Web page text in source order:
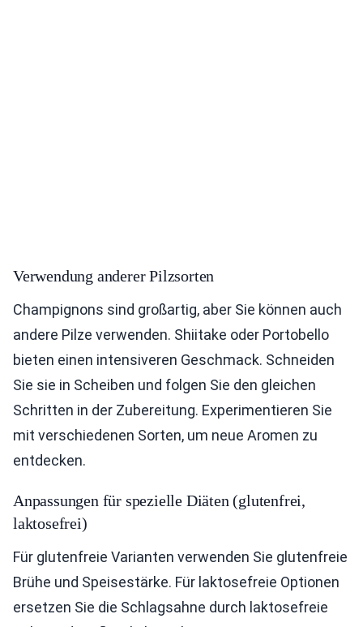
Verwendung anderer Pilzsorten
Champignons sind großartig, aber Sie können auch
andere Pilze verwenden. Shiitake oder Portobello
bieten einen intensiveren Geschmack. Schneiden
Sie sie in Scheiben und folgen Sie den gleichen
Schritten in der Zubereitung. Experimentieren Sie
mit verschiedenen Sorten, um neue Aromen zu
entdecken.
Anpassungen für spezielle Diäten (glutenfrei,
laktosefrei)
Für glutenfreie Varianten verwenden Sie glutenfreie
Brühe und Speisestärke. Für laktosefreie Optionen
ersetzen Sie die Schlagsahne durch laktosefreie